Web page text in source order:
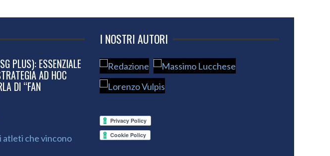
PLUS): ESSENZIALE
AD HOC
DI “FAN
I NOSTRI AUTORI